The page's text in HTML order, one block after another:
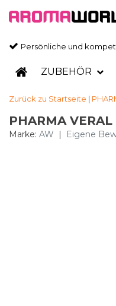
Persönliche und
ZUBEHÖR
Zurück zu Startseite |
PHARMA
Marke: AW | Eigene